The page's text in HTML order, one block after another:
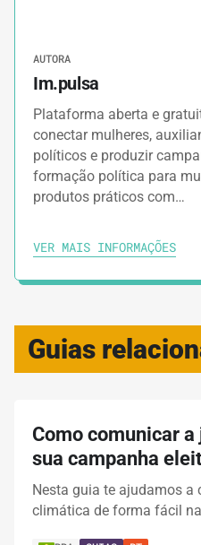
AUTORA
Im.pulsa
Plataforma aberta e
conectar mulheres,
políticos e produzir
formação política para
produtos práticos com…
VER MAIS INFORMAÇÕES
Guias
Como comunicar
sua campanha
Nesta guia te ajudamos a
climática de forma fácil